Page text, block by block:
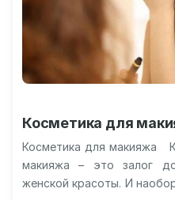
Косметика для
Косметика для макияжа
макияжа – это залог
женской красоты. И